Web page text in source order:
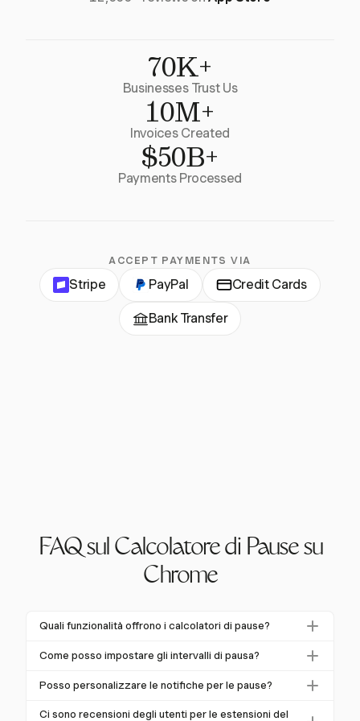
70K+
Businesses Trust Us
10M+
Invoices Created
$50B+
Payments Processed
ACCEPT PAYMENTS VIA
Stripe PayPal Credit Cards
Bank Transfer
FAQ sul Calcolatore di Pause su
Chrome
Quali funzionalità offrono i calcolatori di pause?
I calcolatori di pause offrono funzionalità come
e notifiche personalizzabili. Questi strumenti aiutano a
Come posso impostare gli intervalli di pausa?
Per impostare gli intervalli di pausa, prima comprendi i
utilizza un sistema di monitoraggio che ti consenta di
Posso personalizzare le notifiche per le pause?
Sì, molti calcolatori di pause ti permettono di
Ci sono recensioni degli utenti per le estensioni del